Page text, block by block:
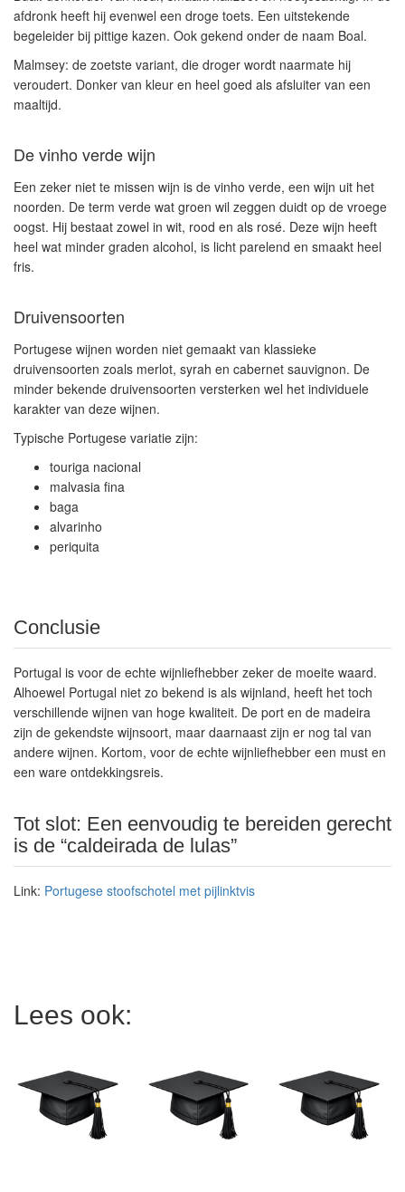
afdronk heeft hij evenwel een droge toets. Een uitstekende
begeleider bij pittige kazen. Ook gekend onder de naam Boal.
Malmsey: de zoetste variant, die droger wordt naarmate hij
veroudert. Donker van kleur en heel goed als afsluiter van een
maaltijd.
De vinho verde wijn
Een zeker niet te missen wijn is de vinho verde, een wijn uit het
noorden. De term verde wat groen wil zeggen duidt op de vroege
oogst. Hij bestaat zowel in wit, rood en als rosé. Deze wijn heeft
heel wat minder graden alcohol, is licht parelend en smaakt heel
fris.
Druivensoorten
Portugese wijnen worden niet gemaakt van klassieke
druivensoorten zoals merlot, syrah en cabernet sauvignon. De
minder bekende druivensoorten versterken wel het individuele
karakter van deze wijnen.
Typische Portugese variatie zijn:
touriga nacional
malvasia fina
baga
alvarinho
periquita
Conclusie
Portugal is voor de echte wijnliefhebber zeker de moeite waard.
Alhoewel Portugal niet zo bekend is als wijnland, heeft het toch
verschillende wijnen van hoge kwaliteit. De port en de madeira
zijn de gekendste wijnsoort, maar daarnaast zijn er nog tal van
andere wijnen. Kortom, voor de echte wijnliefhebber een must en
een ware ontdekkingsreis.
Tot slot: Een eenvoudig te bereiden gerecht
is de “caldeirada de lulas”
Link: Portugese stoofschotel met pijlinktvis
Lees ook: